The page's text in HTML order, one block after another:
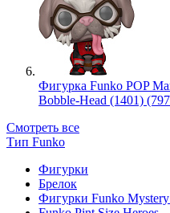
Фигурка Funko POP
Bobble-Head (1401)
Смотреть все
Тип Funko
Фигурки
Брелок
Фигурки Funko